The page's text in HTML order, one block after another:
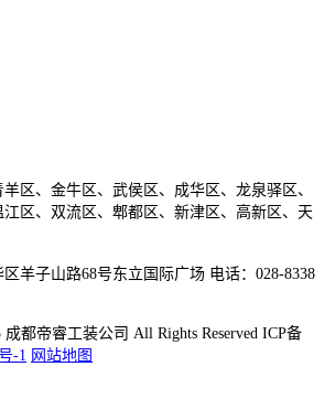
区、金牛区、武侯区、成华区、龙泉驿区、
区、双流区、郫都区、新津区、高新区、天
羊子山路68号东立国际广场 电话：028-8338
都帝睿工装公司 All Rights Reserved ICP备
-1 网站地图